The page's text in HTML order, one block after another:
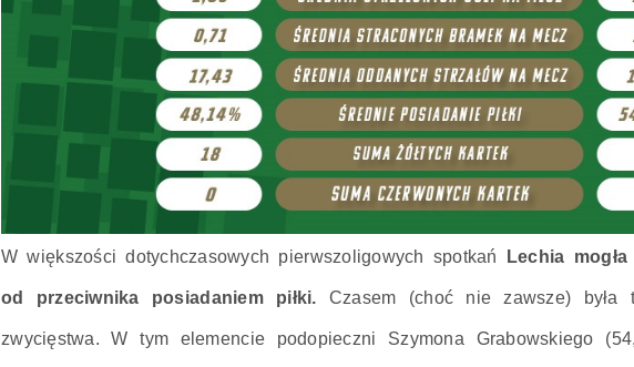
W większości dotychczasowych pierwszoligowych spotkań Lechia
od przeciwnika posiadaniem piłki. Czasem (choć nie zawsze) była
zwycięstwa. W tym elemencie podopieczni Szymona Grabowskiego